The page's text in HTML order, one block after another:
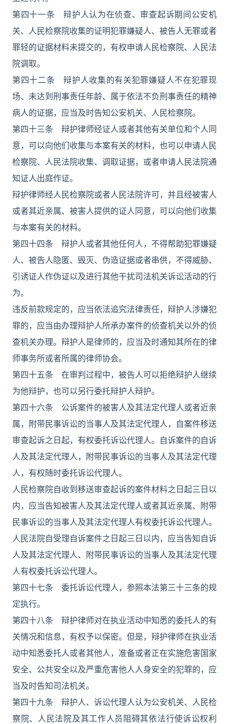
第四十一条 辩护人认为在侦查、审查起诉期间公安机
关、人民检察院收集的证明犯罪嫌疑人、被告人无罪或者
罪轻的证据材料未提交的，有权申请人民检察院、人民法
院调取。
第四十二条 辩护人收集的有关犯罪嫌疑人不在犯罪现
场、未达到刑事责任年龄、属于依法不负刑事责任的精神
病人的证据，应当及时告知公安机关、人民检察院。
第四十三条 辩护律师经证人或者其他有关单位和个人同
意，可以向他们收集与本案有关的材料，也可以申请人民
检察院、人民法院收集、调取证据，或者申请人民法院通
知证人出庭作证。
辩护律师经人民检察院或者人民法院许可，并且经被害人
或者其近亲属、被害人提供的证人同意，可以向他们收集
与本案有关的材料。
第四十四条 辩护人或者其他任何人，不得帮助犯罪嫌疑
人、被告人隐匿、毁灭、伪造证据或者串供，不得威胁、
引诱证人作伪证以及进行其他干扰司法机关诉讼活动的行
为。
违反前款规定的，应当依法追究法律责任，辩护人涉嫌犯
罪的，应当由办理辩护人所承办案件的侦查机关以外的侦
查机关办理。辩护人是律师的，应当及时通知其所在的律
师事务所或者所属的律师协会。
第四十五条 在审判过程中，被告人可以拒绝辩护人继续
为他辩护，也可以另行委托辩护人辩护。
第四十六条 公诉案件的被害人及其法定代理人或者近亲
属，附带民事诉讼的当事人及其法定代理人，自案件移送
审查起诉之日起，有权委托诉讼代理人。自诉案件的自诉
人及其法定代理人，附带民事诉讼的当事人及其法定代理
人，有权随时委托诉讼代理人。
人民检察院自收到移送审查起诉的案件材料之日起三日以
内，应当告知被害人及其法定代理人或者其近亲属、附带
民事诉讼的当事人及其法定代理人有权委托诉讼代理人。
人民法院自受理自诉案件之日起三日以内，应当告知自诉
人及其法定代理人、附带民事诉讼的当事人及其法定代理
人有权委托诉讼代理人。
第四十七条 委托诉讼代理人，参照本法第三十三条的规
定执行。
第四十八条 辩护律师对在执业活动中知悉的委托人的有
关情况和信息，有权予以保密。但是，辩护律师在执业活
动中知悉委托人或者其他人，准备或者正在实施危害国家
安全、公共安全以及严重危害他人人身安全的犯罪的，应
当及时告知司法机关。
第四十九条 辩护人、诉讼代理人认为公安机关、人民检
察院、人民法院及其工作人员阻碍其依法行使诉讼权利